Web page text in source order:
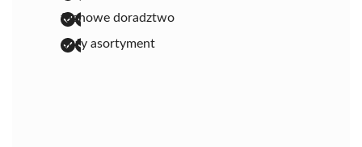
fachowe doradztwo
duży asortyment